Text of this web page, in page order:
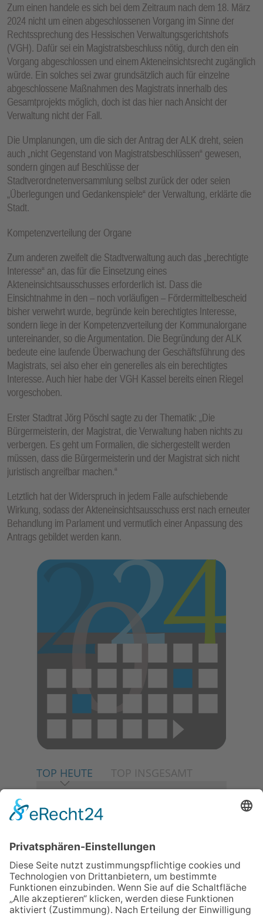
Zum einen handele es sich bei dem Zeitraum nach dem 18. März
2024 nicht um einen abgeschlossenen Vorgang im Sinne der
Rechtssprechung des Hessischen Verwaltungsgerichtshofs
(VGH). Dafür sei ein Magistratsbeschluss nötig, durch den ein
Vorgang abgeschlossen und einem Akteneinsichtsrecht zugänglich
würde. Ein solches sei zwar grundsätzlich auch für einzelne
abgeschlossene Maßnahmen des Magistrats innerhalb des
Gesamtprojekts möglich, doch ist das hier nach Ansicht der
Verwaltung nicht der Fall.
Die Umplanungen, um die sich der Antrag der ALK dreht, seien
auch „nicht Gegenstand von Magistratsbeschlüssen“ gewesen,
sondern gingen auf Beschlüsse der
Stadtverordnetenversammlung selbst zurück der oder seien
„Überlegungen und Gedankenspiele“ der Verwaltung, erklärte die
Stadt.
Kompetenzverteilung der Organe
Zum anderen zweifelt die Stadtverwaltung auch das „berechtigte
Interesse“ an, das für die Einsetzung eines
Akteneinsichtsausschusses erforderlich ist. Dass die
Einsichtnahme in den – noch vorläufigen – Fördermittelbescheid
bisher verwehrt wurde, begründe kein berechtigtes Interesse,
sondern liege in der Kompetenzverteilung der Kommunalorgane
untereinander, so die Argumentation. Die Begründung der ALK
bedeute eine laufende Überwachung der Geschäftsführung des
Magistrats, sei also eher ein generelles als ein berechtigtes
Interesse. Auch hier habe der VGH Kassel bereits einen Riegel
vorgeschoben.
Erster Stadtrat Jörg Pöschl sagte zu der Thematik: „Die
Bürgermeisterin, der Magistrat, die Verwaltung haben nichts zu
verbergen. Es geht um Formalien, die sichergestellt werden
müssen, dass die Bürgermeisterin und der Magistrat sich nicht
juristisch angreifbar machen.“
Letztlich hat der Widerspruch in jedem Falle aufschiebende
Wirkung, sodass der Akteneinsichtsausschuss erst nach erneuter
Behandlung im Parlament und vermutlich einer Anpassung des
Antrags gebildet werden kann.
TOP HEUTE TOP INSGESAMT
06.08.2026
Baustellenführung führt auch in
die Zukunft der Stadt
Königstein
06.08.2026
Klinikforum zum Thema
Karpaltunnelsyndrom